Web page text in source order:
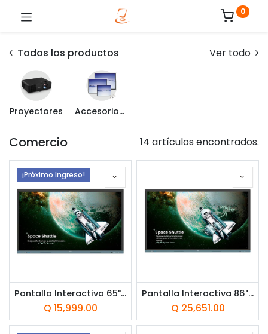
0
Todos los productos Ver todo
Proyectores Accesorios para Proyectores
Comercio 14 artículos encontrados.
¡Próximo Ingreso!
Pantalla Interactiva 65" BenQ RE6504 4K Ultra HD (3840 x 2160) DP HDMI VGA
Q 15,999.00
Pantalla Interactiva 86" BenQ Board Essential RE8604 UHD 4K
Q 25,651.00